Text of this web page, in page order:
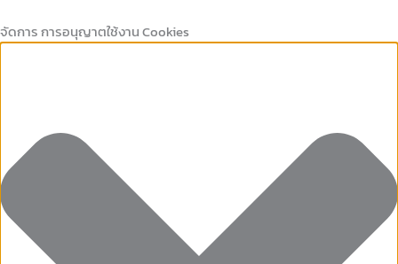
จัดการ การอนุญาตใช้งาน Cookies
ที่
จำเป็น
เก็บ
สถิติ
to